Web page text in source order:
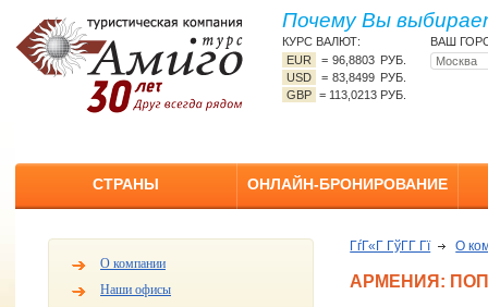
Почему Вы
КУРС ВАЛЮТ:
EUR
=96,8803 РУБ.
USD
=83,8499 РУБ.
GBP = 113,0213 РУБ.
ВАШ
СТРАНЫ ОНЛАЙН-БРОНИРОВАНИЕ
О компании
Наши офисы
ГѓГ«Г ГўГ­Г Гї О
АРМЕНИЯ: